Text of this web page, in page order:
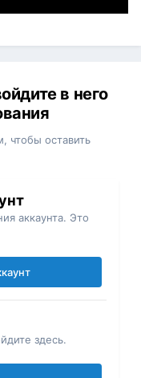
в него
чтобы оставить
аккаунта. Это
здесь.